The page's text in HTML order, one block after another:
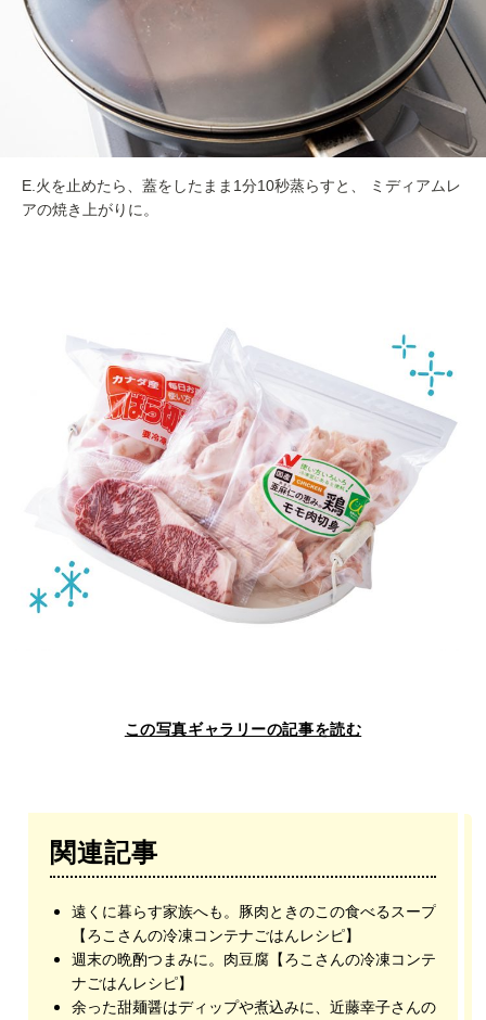
E.火を止めたら、蓋をしたまま1分10秒蒸らすと、 ミディアムレ
アの焼き上がりに。
この写真ギャラリーの記事を読む
関連記事
遠くに暮らす家族へも。豚肉ときのこの食べるスープ
【ろこさんの冷凍コンテナごはんレシピ】
週末の晩酌つまみに。肉豆腐【ろこさんの冷凍コンテ
ナごはんレシピ】
余った甜麺醤はディップや煮込みに、近藤幸子さんの